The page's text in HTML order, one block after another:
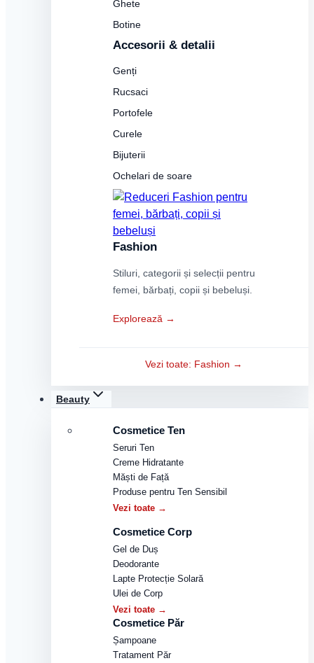
Ghete
Botine
Accesorii & detalii
Genți
Rucsaci
Portofele
Curele
Bijuterii
Ochelari de soare
Fashion
Stiluri, categorii și selecții pentru
femei, bărbați, copii și bebeluși.
Explorează →
Vezi toate: Fashion →
Beauty
Cosmetice Ten
Seruri Ten
Creme Hidratante
Măști de Față
Produse pentru Ten Sensibil
Vezi toate →
Cosmetice Corp
Gel de Duș
Deodorante
Lapte Protecție Solară
Ulei de Corp
Vezi toate →
Cosmetice Păr
Șampoane
Tratament Păr